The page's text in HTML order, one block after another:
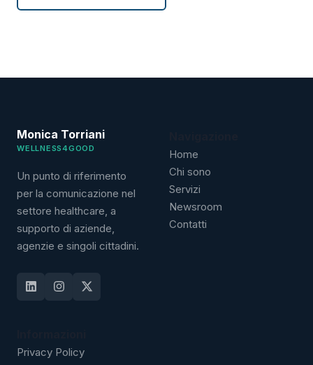
Monica Torriani
WELLNESS4GOOD
Un punto di riferimento
per la comunicazione nel
settore healthcare, a
supporto di aziende,
agenzie e singoli cittadini.
Home
Chi sono
Servizi
Newsroom
Contatti
Privacy Policy